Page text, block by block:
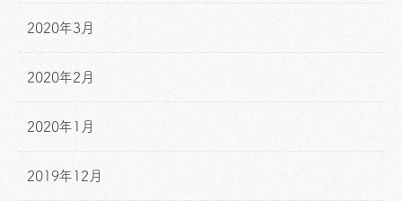
2020年3月
2020年2月
2020年1月
2019年12月